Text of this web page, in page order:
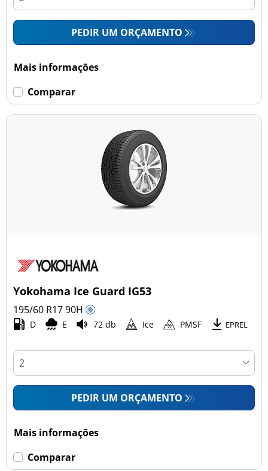
PEDIR UM ORÇAMENTO
Mais informações
Comparar
Yokohama Ice Guard IG53
195/60 R1790H
D E 72 db Ice PMSF EPREL
PEDIR UM ORÇAMENTO
Mais informações
Comparar